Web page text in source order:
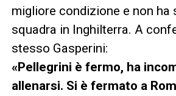
migliore condizione e non ha
squadra in Inghilterra. A
stesso Gasperini:
«Pellegrini è fermo, ha
allenarsi. Si è fermato a